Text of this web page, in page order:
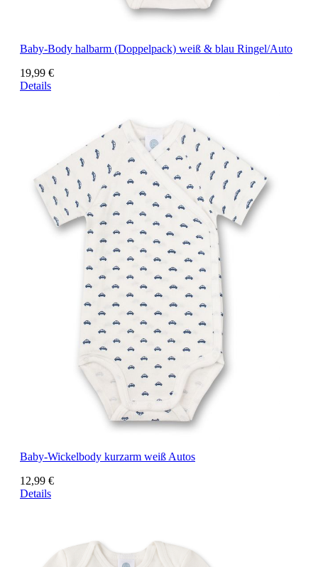
Baby-Body halbarm (Doppelpack) weiß & blau Ringel/Auto
19,99 €
Details
Baby-Wickelbody kurzarm weiß Autos
12,99 €
Details